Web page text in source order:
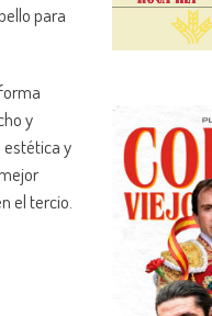
para
y
estética y
el tercio.